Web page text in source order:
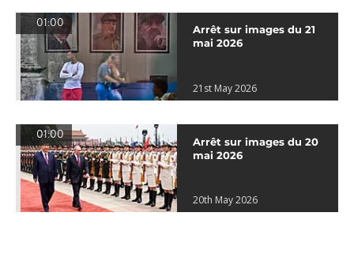
01:00
Arrêt sur images du 21
mai 2026
21st May 2026
01:00
Arrêt sur images du 20
mai 2026
20th May 2026